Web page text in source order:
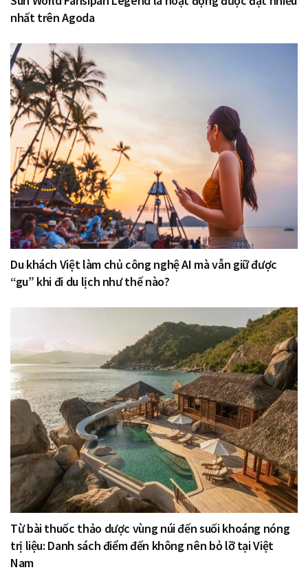
nhất trên Agoda
Du khách Việt làm chủ công nghệ AI mà vẫn giữ được
“gu” khi đi du lịch như thế nào?
Từ bài thuốc thảo dược vùng núi đến suối khoáng nóng
trị liệu: Danh sách điểm đến không nên bỏ lỡ tại Việt
Nam